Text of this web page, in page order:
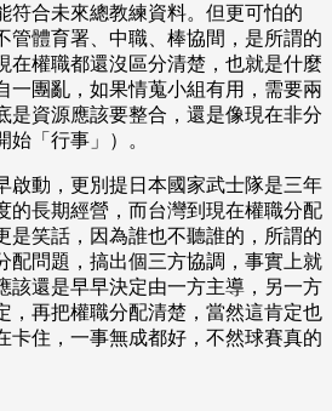
符合未來總教練資料。但更可怕的
管體育署、中職、棒協間，是所謂的
在權職都還沒區分清楚，也就是什麼
一團亂，如果情蒐小組有用，需要兩
是資源應該要整合，還是像現在非分
「行事」）。
啟動，更別提日本國家武士隊是三年
的長期經營，而台灣到現在權職分配
是笑話，因為誰也不聽誰的，所謂的
配問題，搞出個三方協調，事實上就
該還是早早決定由一方主導，另一方
，再把權職分配清楚，當然這肯定也
卡住，一事無成都好，不然球賽真的